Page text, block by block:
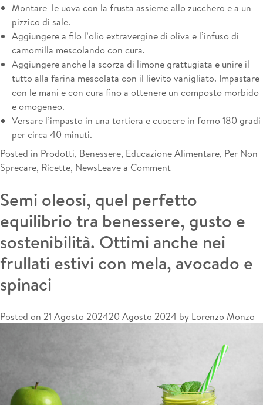
Montare le uova con la frusta assieme allo zucchero e a un
pizzico di sale.
Aggiungere a filo l’olio extravergine di oliva e l’infuso di
camomilla mescolando con cura.
Aggiungere anche la scorza di limone grattugiata e unire il
tutto alla farina mescolata con il lievito vanigliato. Impastare
con le mani e con cura fino a ottenere un composto morbido
e omogeneo.
Versare l’impasto in una tortiera e cuocere in forno 180 gradi
per circa 40 minuti.
Posted in Prodotti, Benessere, Educazione Alimentare, Per Non
Sprecare, Ricette, NewsLeave a Commenton
Camomilla:
Benefici,
Usi
e
Ricetta
per
Semi oleosi, quel perfetto
equilibrio tra benessere, gusto e
sostenibilità. Ottimi anche nei
frullati estivi con mela, avocado e
spinaci
Posted on 21 Agosto 202420 Agosto 2024 by Lorenzo Monzo